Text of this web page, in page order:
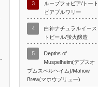
3
ループフォビア/トート
ピアブルワリー
4
白神ナチュラルイース
トビール/蛍火醸造
5
Depths of
Muspelheim(デプスオ
ブムスペルヘイム)/Mahow
Brew(マホウブリュー)